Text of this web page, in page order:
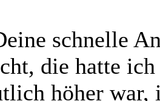
schnelle
die hatte
höher war,